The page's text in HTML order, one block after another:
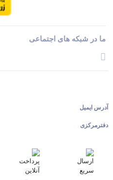
ما در شبکه های اجتماعی
آدرس ایمیل
دفترمرکزی